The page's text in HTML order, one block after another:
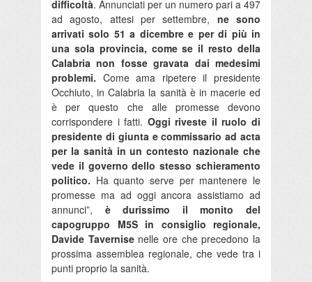
difficoltà. Annunciati per un numero pari a 497
ad agosto, attesi per settembre, ne sono
arrivati solo 51 a dicembre e per di più in
una sola provincia, come se il resto della
Calabria non fosse gravata dai medesimi
problemi. Come ama ripetere il presidente
Occhiuto, in Calabria la sanità è in macerie ed
è per questo che alle promesse devono
corrispondere i fatti. Oggi riveste il ruolo di
presidente di giunta e commissario ad acta
per la sanità in un contesto nazionale che
vede il governo dello stesso schieramento
politico. Ha quanto serve per mantenere le
promesse ma ad oggi ancora assistiamo ad
annunci”, è durissimo il monito del
capogruppo M5S in consiglio regionale,
Davide Tavernisenelle ore che precedono la
prossima assemblea regionale, che vede tra i
punti proprio la sanità.